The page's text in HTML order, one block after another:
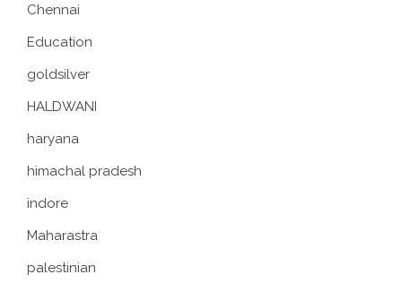
Chennai
Education
goldsilver
HALDWANI
haryana
himachal pradesh
indore
Maharastra
palestinian